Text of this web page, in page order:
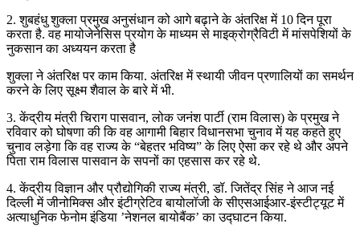
2. शुबहंधु शुक्ला प्रमुख अनुसंधान को आगे बढ़ाने के अंतरिक्ष में 10 दिन पूरा
करता है. वह मायोजेनेसिस प्रयोग के माध्यम से माइक्रोग्रैविटी में मांसपेशियों के
नुकसान का अध्ययन करता है
शुक्ला ने अंतरिक्ष पर काम किया. अंतरिक्ष में स्थायी जीवन प्रणालियों का समर्थन
करने के लिए सूक्ष्म शैवाल के बारे में भी.
3. केंद्रीय मंत्री चिराग पासवान, लोक जनंश पार्टी (राम विलास) के प्रमुख ने
रविवार को घोषणा की कि वह आगामी बिहार विधानसभा चुनाव में यह कहते हुए
चुनाव लड़ेगा कि वह राज्य के “बेहतर भविष्य” के लिए ऐसा कर रहे थे और अपने
पिता राम विलास पासवान के सपनों का एहसास कर रहे थे.
4. केंद्रीय विज्ञान और प्रौद्योगिकी राज्य मंत्री, डॉ. जितेंद्र सिंह ने आज नई
दिल्ली में जीनोमिक्स और इंटीग्रेटिव बायोलॉजी के सीएसआईआर-इंस्टीट्यूट में
अत्याधुनिक फेनोम इंडिया ’नेशनल बायोबैंक’ का उद्घाटन किया.